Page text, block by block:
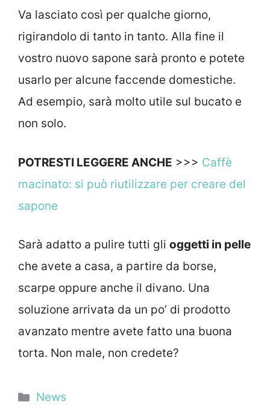
Va lasciato così per qualche giorno,
rigirandolo di tanto in tanto. Alla fine il
vostro nuovo sapone sarà pronto e potete
usarlo per alcune faccende domestiche.
Ad esempio, sarà molto utile sul bucato e
non solo.
POTRESTI LEGGERE ANCHE >>> Caffè
macinato: si può riutilizzare per creare del
sapone
Sarà adatto a pulire tutti gli oggetti in pelle
che avete a casa, a partire da borse,
scarpe oppure anche il divano. Una
soluzione arrivata da un po’ di prodotto
avanzato mentre avete fatto una buona
torta. Non male, non credete?
Categorie
News